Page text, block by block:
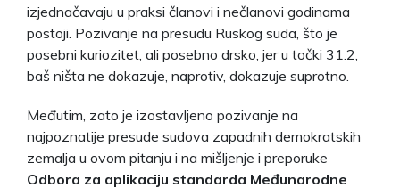
izjednačavaju u praksi članovi i nečlanovi godinama
postoji. Pozivanje na presudu Ruskog suda, što je
posebni kuriozitet, ali posebno drsko, jer u točki 31.2,
baš ništa ne dokazuje, naprotiv, dokazuje suprotno.
Međutim, zato je izostavljeno pozivanje na
najpoznatije presude sudova zapadnih demokratskih
zemalja u ovom pitanju i na mišljenje i preporuke
Odbora za aplikaciju standarda Međunarodne